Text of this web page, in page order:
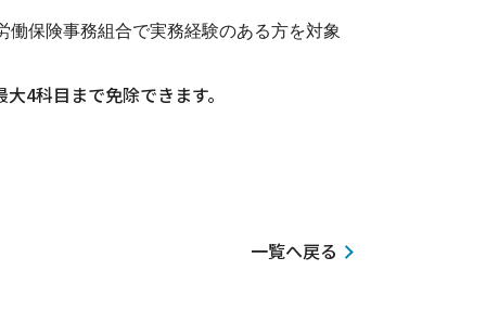
保険事務組合で実務経験のある方を対象
4科目まで免除できます。
一覧へ戻る